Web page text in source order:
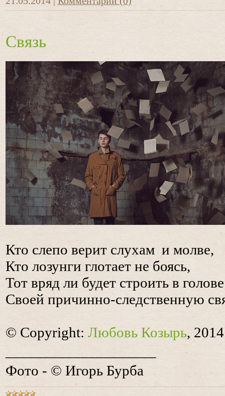
Связь
Кто слепо верит слухам и молве,
Кто лозунги глотает не боясь,
Тот вряд ли будет строить в голове
Своей причинно-следственную
© Copyright: Любовь Козырь, 2014
Фото - © Игорь Бурба